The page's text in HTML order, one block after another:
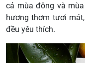
cả mùa đông và
hương thơm tươi
đều yêu thích.